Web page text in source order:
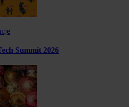
Summit 2026